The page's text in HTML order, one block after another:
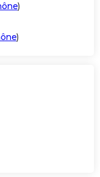
)
)